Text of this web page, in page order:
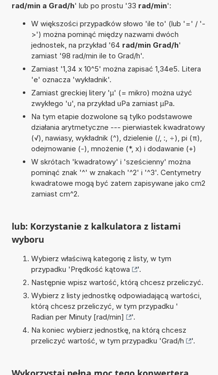
rad/min a Grad/h' lub po prostu '33 rad/min':
W większości przypadków słowo 'ile to' (lub '=' / '-
>') można pominąć między nazwami dwóch
jednostek, na przykład '64 rad/min Grad/h'
zamiast '98 rad/min ile to Grad/h'.
Zamiast '1,34 x 10^5' można zapisać 1,34e5. Litera
'e' oznacza 'wykładnik'.
Zamiast greckiej litery 'µ' (= mikro) można użyć
zwykłego 'u', na przykład uPa zamiast µPa.
Na tym etapie dozwolone są tylko podstawowe
działania arytmetyczne --- pierwiastek kwadratowy
(√), nawiasy, wykładnik (^), dzielenie (/, :, ÷), pi (π),
odejmowanie (-), mnożenie (*, x) i dodawanie (+)
W skrótach 'kwadratowy' i 'sześcienny' można
pominąć znak '^' w znakach '^2' i '^3'. Centymetry
kwadratowe mogą być zatem zapisywane jako cm2
zamiast cm^2.
lub: Korzystanie z kalkulatora z listami
wyboru
Wybierz właściwą kategorię z listy, w tym
przypadku 'Prędkość kątowa
'.
Następnie wpisz wartość, którą chcesz przeliczyć.
Wybierz z listy jednostkę odpowiadającą wartości,
którą chcesz przeliczyć, w tym przypadku '
Radian per Minuty [rad/min]
'.
Na koniec wybierz jednostkę, na którą chcesz
przeliczyć wartość, w tym przypadku 'Grad/h '.